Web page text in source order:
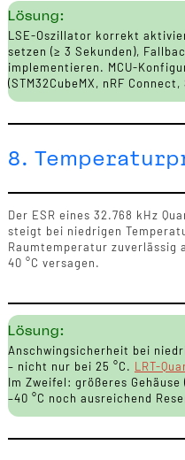
Lösung:
LSE-Oszillator korrekt
setzen (≥ 3 Sekunden),
implementieren. MCU-
(STM32CubeMX, nRF
8.
Der ESR eines 32.768 kHz
steigt bei niedrigen
Raumtemperatur zuverlässig
40 °C versagen.
Lösung:
Anschwingsicherheit bei
– nicht nur bei 25 °C. LRT-
Im Zweifel: größeres Gehäuse
–40 °C noch ausreichend